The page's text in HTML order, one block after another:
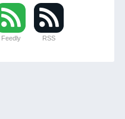
Feedly RSS